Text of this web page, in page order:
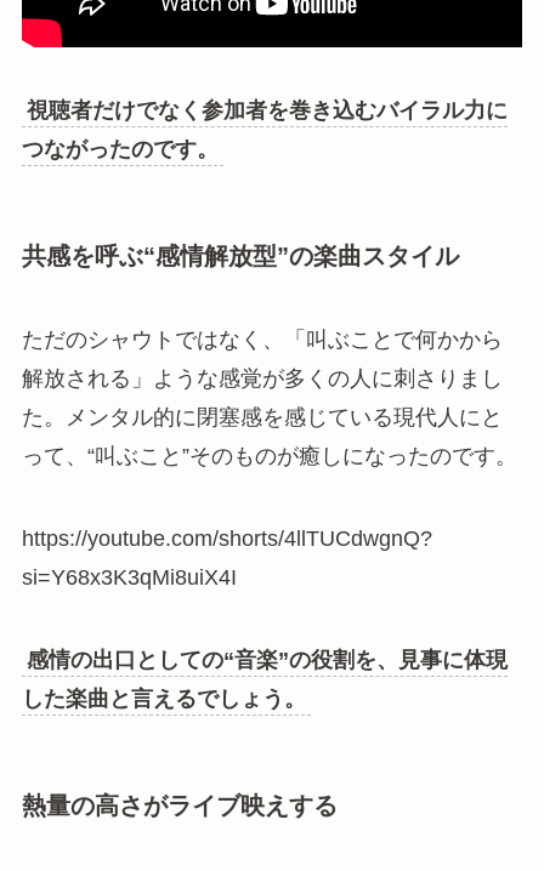
視聴者だけでなく参加者を巻き込むバイラル力に
つながったのです。
共感を呼ぶ“感情解放型”の楽曲スタイル
ただのシャウトではなく、「叫ぶことで何かから
解放される」ような感覚が多くの人に刺さりまし
た。メンタル的に閉塞感を感じている現代人にと
って、“叫ぶこと”そのものが癒しになったのです。
https://youtube.com/shorts/4llTUCdwgnQ?
si=Y68x3K3qMi8uiX4I
感情の出口としての“音楽”の役割を、見事に体現
した楽曲と言えるでしょう。
熱量の高さがライブ映えする